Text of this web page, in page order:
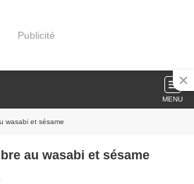
Publicité
MENU
wasabi et sésame
au wasabi et sésame